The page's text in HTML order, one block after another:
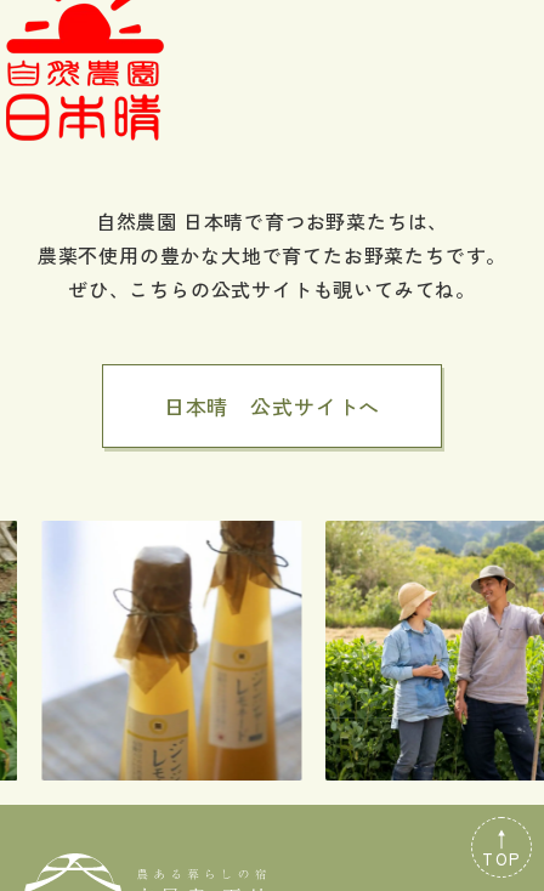
自然農園 日本晴で育つお野菜たちは、
農薬不使用の豊かな大地で育てたお野菜たちです。
ぜひ、こちらの公式サイトも覗いてみてね。
日本晴 公式サイトへ
TOP